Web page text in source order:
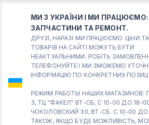
МИ З УКРАЇНИ І МИ ПРАЦЮЄМО:
ЗАПЧАСТИНИ ТА РЕМОНТ.
ДРУЗІ, НАРАЗІ МИ ПРАЦЮЄМО. ЦІНИ
ТОВАРІВ НА САЙТІ МОЖУТЬ БУТИ
НЕАКТУАЛЬНИМИ. РОБІТЬ
ТЕЛЕФОНУЙТЕ І МИ ЗМОЖЕМО
ІНФОРМАЦІЮ ПО КОНКРЕТНИХ
РЕЖИМ РАБОТЫ НАШИХ МАГАЗИНОВ:
3, ТЦ "ФАКЕЛ" ВТ-СБ, С 10-00 ДО 18-
ЧОКОЛОВСКИЙ 30, ВТ-СБ. С 10-00 ДО
ТАКОЖ, ЯКЩО БУДЕ МОЖЛИВІСТЬ,
КИЇВ БОРИСПІЛЬ
Вт.- Сб.
10:00 - 18:00
Солом'янський район
працює ВТ-СБ с10-00 до